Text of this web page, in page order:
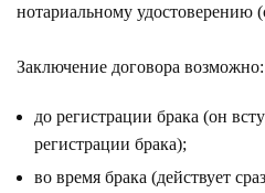
нотариальному удостоверению
Заключение договора возможно:
до регистрации брака (он
регистрации брака);
во время брака (действует